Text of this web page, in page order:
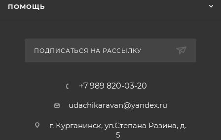
ПОМОЩЬ
ПОДПИСАТЬСЯ НА РАССЫЛКУ
+7 989 820-03-20
udachikaravan@yandex.ru
г. Курганинск, ул.Степана Разина, д.
5